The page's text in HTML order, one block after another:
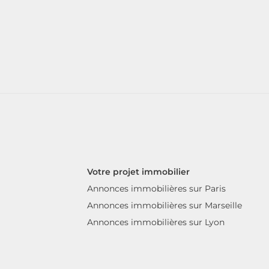
Votre projet immobilier
Annonces immobilières sur Paris
Annonces immobilières sur Marseille
Annonces immobilières sur Lyon